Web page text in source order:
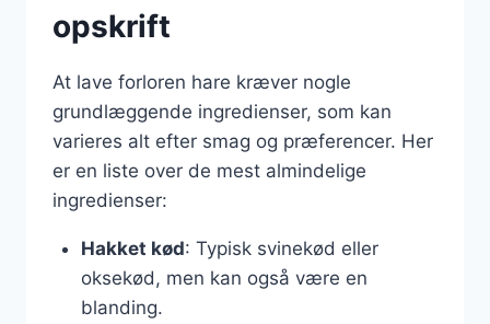
opskrift
At lave forloren hare kræver nogle
grundlæggende ingredienser, som kan
varieres alt efter smag og præferencer. Her
er en liste over de mest almindelige
ingredienser:
Hakket kød: Typisk svinekød eller
oksekød, men kan også være en
blanding.